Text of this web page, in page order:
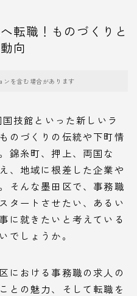
転職！ものづくりと
向
ンを含む場合があります
技館といった新しいラ
のづくりの伝統や下町情
錦糸町、押上、両国な
、地域に根差した企業や
そんな墨田区で、事務職
タートさせたい、あるい
に就きたいと考えている
でしょうか。
における事務職の求人の
との魅力、そして転職を